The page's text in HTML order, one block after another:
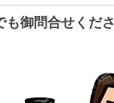
も御問合せくだ